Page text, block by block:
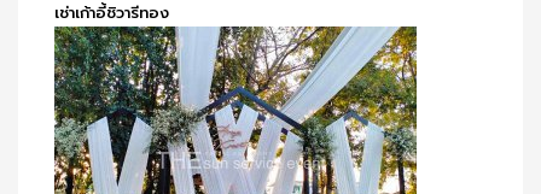
เช่าเก้าอี้ชิวารีทอง